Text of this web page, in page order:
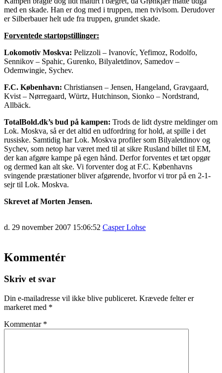
med en skade. Han er dog med i truppen, men tvivlsom. Derudover
er Silberbauer helt ude fra truppen, grundet skade.
Forventede startopstillinger:
Lokomotiv Moskva: Pelizzoli – Ivanovíc, Yefimoz, Rodolfo,
Sennikov – Spahic, Gurenko, Bilyaletdinov, Samedov –
Odemwingie, Sychev.
F.C. København: Christiansen – Jensen, Hangeland, Gravgaard,
Kvist – Nørregaard, Würtz, Hutchinson, Sionko – Nordstrand,
Allbäck.
TotalBold.dk’s bud på kampen: Trods de lidt dystre meldinger om
Lok. Moskva, så er det altid en udfordring for hold, at spille i det
russiske. Samtidig har Lok. Moskva profiler som Bilyaletdinov og
Sychev, som netop har været med til at sikre Rusland billet til EM,
der kan afgøre kampe på egen hånd. Derfor forventes et tæt opgør
og dermed kan alt ske. Vi forventer dog at F.C. Københavns
svingende præstationer bliver afgørende, hvorfor vi tror på en 2-1-
sejr til Lok. Moskva.
Skrevet af Morten Jensen.
d. 29 november 2007 15:06:52 Casper Lohse
Kommentér
Skriv et svar
Din e-mailadresse vil ikke blive publiceret. Krævede felter er
markeret med *
Kommentar *